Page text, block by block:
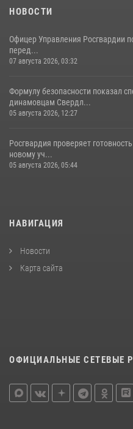
НОВОСТИ
Офицер Управления Росгвардии
перед...
07 августа 2026, 03:32
Формулу безопасности показал
динамовцам Свердл...
05 августа 2026, 12:27
Росгвардия проверяет
новому уч...
05 августа 2026, 05:44
НАВИГАЦИЯ
Новости
Карта сайта
ОФИЦИАЛЬНЫЕ СЕТЕВЫЕ